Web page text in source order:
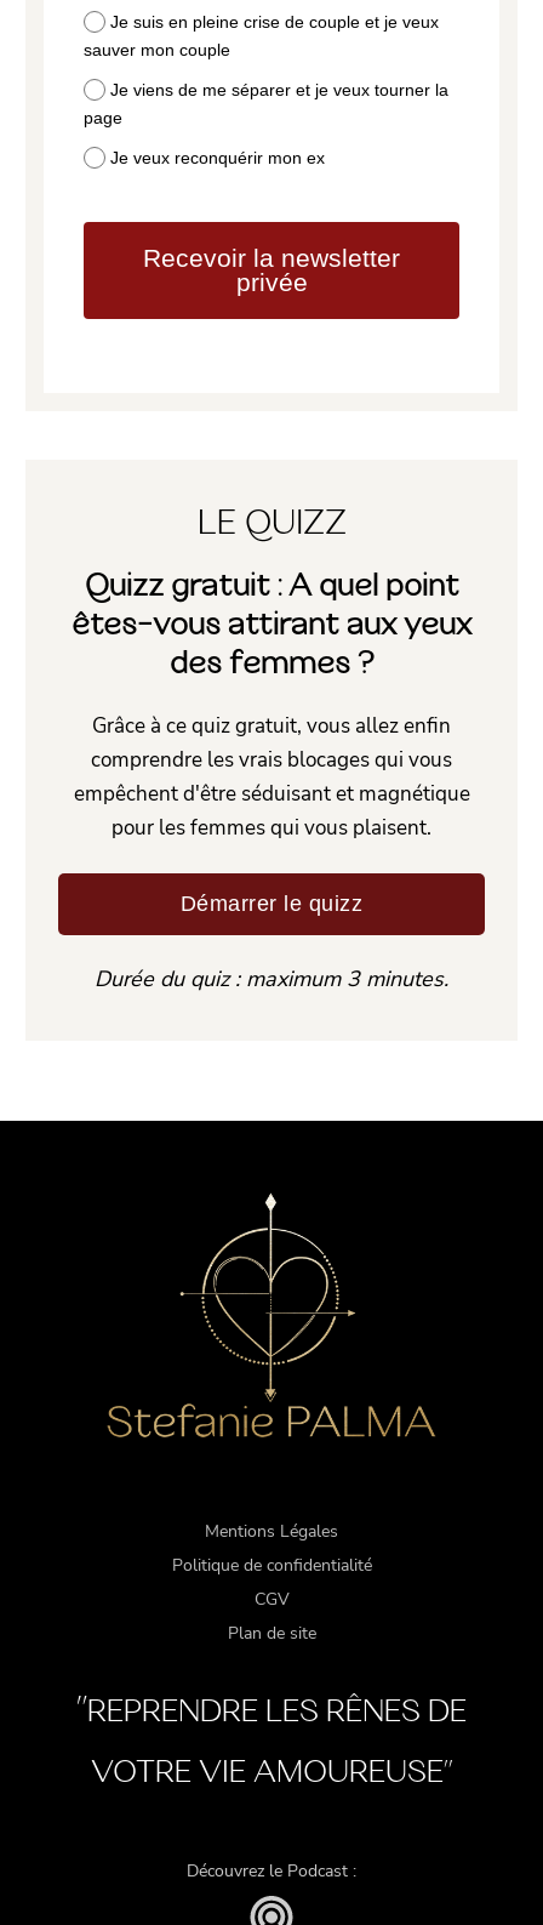
Je suis en pleine crise de couple et je veux
sauver mon couple
Je viens de me séparer et je veux tourner la
page
Je veux reconquérir mon ex
Recevoir la newsletter
privée
LE QUIZZ
Quizz gratuit : A quel point
êtes-vous attirant aux yeux
des femmes ?
Grâce à ce quiz gratuit, vous allez enfin
comprendre les vrais blocages qui vous
empêchent d'être séduisant et magnétique
pour les femmes qui vous plaisent.
Démarrer le quizz
Durée du quiz : maximum 3 minutes.
Mentions Légales
Politique de confidentialité
CGV
Plan de site
"REPRENDRE LES RÊNES DE
VOTRE VIE AMOUREUSE"
Découvrez le Podcast :